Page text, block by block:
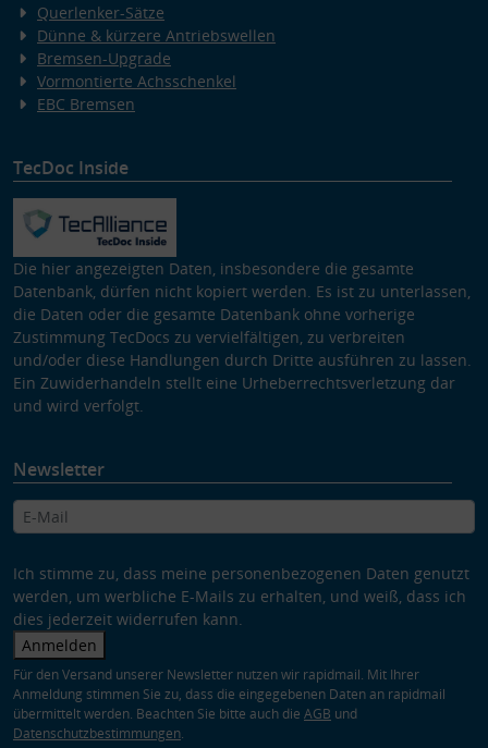
Querlenker-Sätze
Dünne & kürzere Antriebswellen
Bremsen-Upgrade
Vormontierte Achsschenkel
EBC Bremsen
TecDoc Inside
Die hier angezeigten Daten, insbesondere die gesamte
Datenbank, dürfen nicht kopiert werden. Es ist zu unterlassen,
die Daten oder die gesamte Datenbank ohne vorherige
Zustimmung TecDocs zu vervielfältigen, zu verbreiten
und/oder diese Handlungen durch Dritte ausführen zu lassen.
Ein Zuwiderhandeln stellt eine Urheberrechtsverletzung dar
und wird verfolgt.
Newsletter
Ich stimme zu, dass meine personenbezogenen Daten genutzt
werden, um werbliche E-Mails zu erhalten, und weiß, dass ich
dies jederzeit widerrufen kann.
Anmelden
Für den Versand unserer Newsletter nutzen wir rapidmail. Mit Ihrer
Anmeldung stimmen Sie zu, dass die eingegebenen Daten an rapidmail
übermittelt werden. Beachten Sie bitte auch die AGB und
Datenschutzbestimmungen.